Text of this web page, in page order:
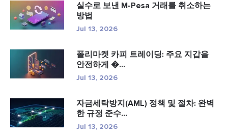
실수로 보낸 M-Pesa 거래를 취소하는
방법
Jul 13, 2026
폴리마켓 카피 트레이딩: 주요 지갑을
안전하게 �...
Jul 13, 2026
자금세탁방지(AML) 정책 및 절차: 완벽
한 규정 준수...
Jul 13, 2026